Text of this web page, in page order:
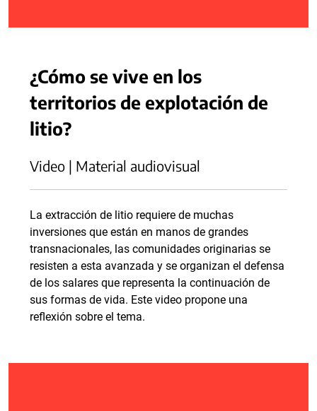
¿Cómo se vive en los
territorios de explotación de
litio?
Video | Material audiovisual
La extracción de litio requiere de muchas
inversiones que están en manos de grandes
transnacionales, las comunidades originarias se
resisten a esta avanzada y se organizan el defensa
de los salares que representa la continuación de
sus formas de vida. Este video propone una
reflexión sobre el tema.